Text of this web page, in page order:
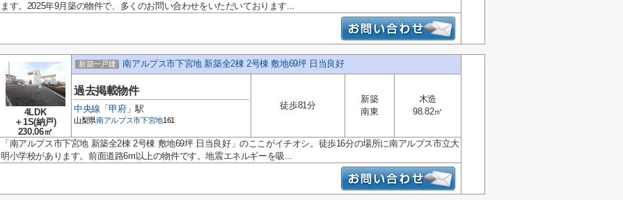
ます。2025年9月築の物件で、多くのお問い合わせをいただいております...
4LDK
＋1S(納戸)
230.06㎡
新築一戸建 南アルプス市下宮地 新築全2棟 2号棟 敷地69坪 日当良好
過去掲載物件
中央線 「甲府」駅
山梨県南アルプス市下宮地161
徒歩81分
新築
南東
木造
98.82㎡
「南アルプス市下宮地 新築全2棟 2号棟 敷地69坪 日当良好」のここがイチオシ。徒歩16分の場所に南アルプス市立大
明小学校があります。前面道路6m以上の物件です。地震エネルギーを吸...